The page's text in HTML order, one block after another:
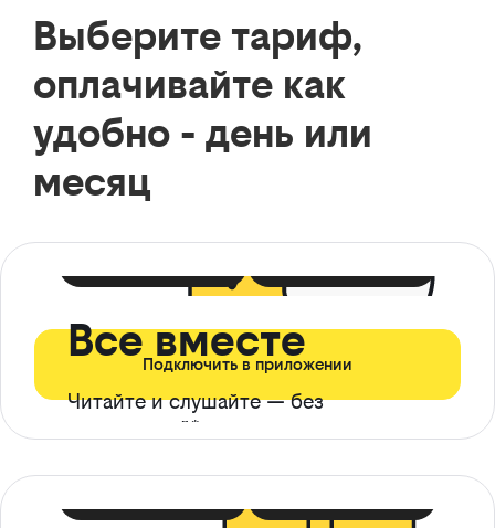
Выберите тариф,
оплачивайте как
удобно - день или
месяц
Все вместе
Читайте и слушайте — без
ограничений*
Подключить в приложении